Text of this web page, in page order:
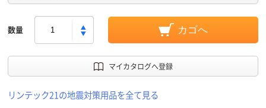
数量 カゴへ
マイカタログへ登録
リンテック21の地震対策用品を全て見る